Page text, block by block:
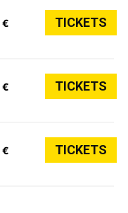
€ TICKETS
€ TICKETS
€ TICKETS